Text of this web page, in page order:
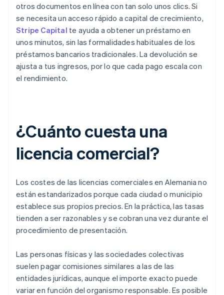
otros documentos en línea con tan solo unos clics. Si
se necesita un acceso rápido a capital de crecimiento,
Stripe Capital te ayuda a obtener un préstamo en
unos minutos, sin las formalidades habituales de los
préstamos bancarios tradicionales. La devolución se
ajusta a tus ingresos, por lo que cada pago escala con
el rendimiento.
¿Cuánto cuesta una
licencia comercial?
Los costes de las licencias comerciales en Alemania no
están estandarizados porque cada ciudad o municipio
establece sus propios precios. En la práctica, las tasas
tienden a ser razonables y se cobran una vez durante el
procedimiento de presentación.
Las personas físicas y las sociedades colectivas
suelen pagar comisiones similares a las de las
entidades jurídicas, aunque el importe exacto puede
variar en función del organismo responsable. Es posible